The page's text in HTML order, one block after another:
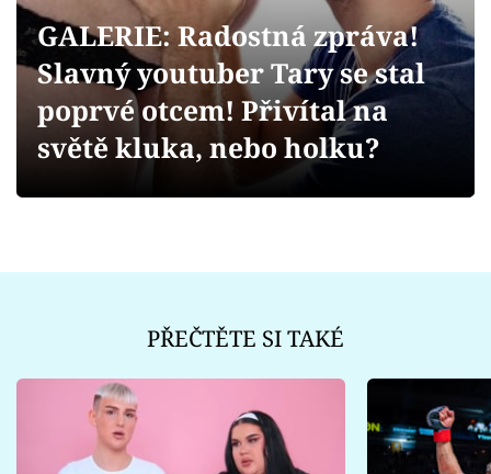
Videa
Sledujte prima+
GALERIE: Radostná zpráva!
Slavný youtuber Tary se stal
poprvé otcem! Přivítal na
světě kluka, nebo holku?
PŘEČTĚTE SI TAKÉ